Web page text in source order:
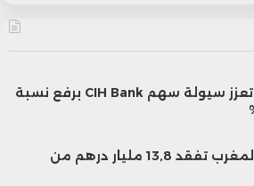
بورصة الدار البيضاء تعزز سيولة سهم CIH Bank برفع نسبة
صناديق الاستثمار بالمغرب تفقد 13,8 مليار درهم من